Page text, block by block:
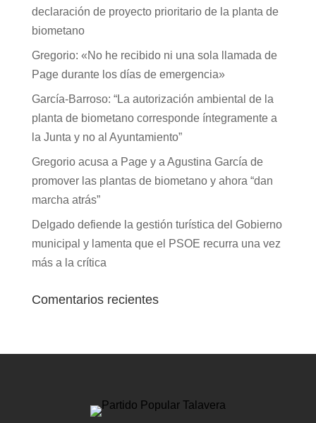
declaración de proyecto prioritario de la planta de
biometano
Gregorio: «No he recibido ni una sola llamada de
Page durante los días de emergencia»
García-Barroso: “La autorización ambiental de la
planta de biometano corresponde íntegramente a
la Junta y no al Ayuntamiento”
Gregorio acusa a Page y a Agustina García de
promover las plantas de biometano y ahora “dan
marcha atrás”
Delgado defiende la gestión turística del Gobierno
municipal y lamenta que el PSOE recurra una vez
más a la crítica
Comentarios recientes